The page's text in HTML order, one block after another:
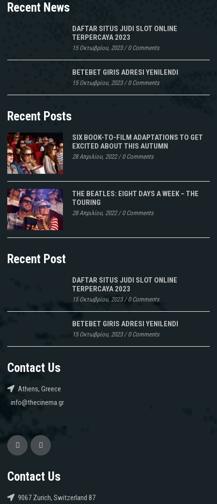
Recent News
DAFTAR SITUS JUDI SLOT ONLINE
TERPERCAYA 2023
15 Οκτωβρίου, 2023/0 Comments
BETEBET GIRIS ADRESI YENILENDI
15 Οκτωβρίου, 2023/0 Comments
Recent Posts
SIX BOOK-TO-FILM ADAPTATIONS TO GET
EXCITED ABOUT THIS AUTUMN
28 Απριλίου, 2022/0 Comments
THE BEATLES: EIGHT DAYS A WEEK – THE
TOURING
28 Απριλίου, 2022/0 Comments
Recent Post
DAFTAR SITUS JUDI SLOT ONLINE
TERPERCAYA 2023
15 Οκτωβρίου, 2023/0 Comments
BETEBET GIRIS ADRESI YENILENDI
15 Οκτωβρίου, 2023/0 Comments
Contact Us
Athens, Greece
info@thecinema.gr
Contact Us
9067 Zurich, Switzerland 87